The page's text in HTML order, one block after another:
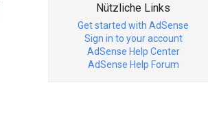
Nützliche Links
Get started with AdSense
Sign in to your account
AdSense Help Center
AdSense Help Forum